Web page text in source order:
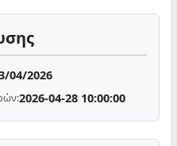
04/2026
2026-04-28 10:00:00